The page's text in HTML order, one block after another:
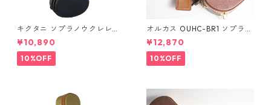
キクタニ ソプラノウクレレ用
ハードケース UPC-10N
¥10,890
10%OFF
オルカス OUHC-BR1 ソプラノ
ウクレレ用ハードケース
¥12,870
10%OFF